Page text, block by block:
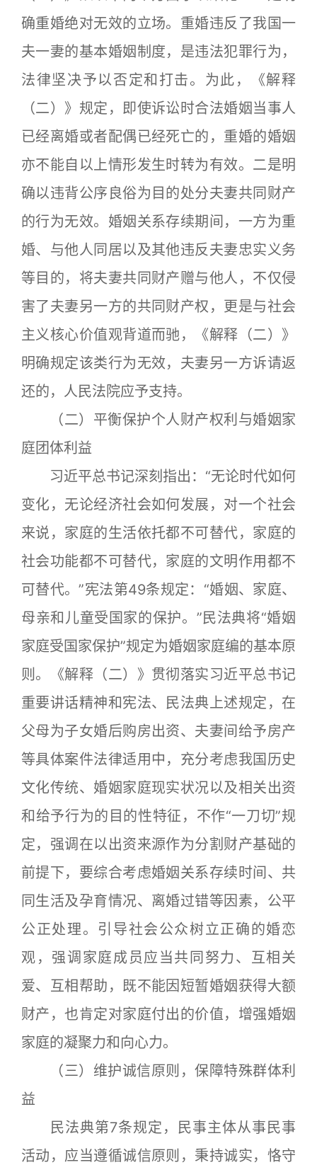
确重婚绝对无效的立场。重婚违反了我国一
夫一妻的基本婚姻制度，是违法犯罪行为，
法律坚决予以否定和打击。为此，《解释
（二）》规定，即使诉讼时合法婚姻当事人
已经离婚或者配偶已经死亡的，重婚的婚姻
亦不能自以上情形发生时转为有效。二是明
确以违背公序良俗为目的处分夫妻共同财产
的行为无效。婚姻关系存续期间，一方为重
婚、与他人同居以及其他违反夫妻忠实义务
等目的，将夫妻共同财产赠与他人，不仅侵
害了夫妻另一方的共同财产权，更是与社会
主义核心价值观背道而驰，《解释（二）》
明确规定该类行为无效，夫妻另一方诉请返
还的，人民法院应予支持。
（二）平衡保护个人财产权利与婚姻家
庭团体利益
习近平总书记深刻指出：“无论时代如何
变化，无论经济社会如何发展，对一个社会
来说，家庭的生活依托都不可替代，家庭的
社会功能都不可替代，家庭的文明作用都不
可替代。”宪法第49条规定：“婚姻、家庭、
母亲和儿童受国家的保护。”民法典将“婚姻
家庭受国家保护”规定为婚姻家庭编的基本原
则。《解释（二）》贯彻落实习近平总书记
重要讲话精神和宪法、民法典上述规定，在
父母为子女婚后购房出资、夫妻间给予房产
等具体案件法律适用中，充分考虑我国历史
文化传统、婚姻家庭现实状况以及相关出资
和给予行为的目的性特征，不作“一刀切”规
定，强调在以出资来源作为分割财产基础的
前提下，要综合考虑婚姻关系存续时间、共
同生活及孕育情况、离婚过错等因素，公平
公正处理。引导社会公众树立正确的婚恋
观，强调家庭成员应当共同努力、互相关
爱、互相帮助，既不能因短暂婚姻获得大额
财产，也肯定对家庭付出的价值，增强婚姻
家庭的凝聚力和向心力。
（三）维护诚信原则，保障特殊群体利
益
民法典第7条规定，民事主体从事民事
活动，应当遵循诚信原则，秉持诚实，恪守